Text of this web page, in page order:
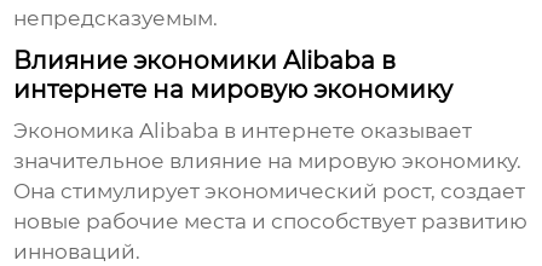
непредсказуемым.
Влияние экономики Alibaba в
интернете на мировую экономику
Экономика Alibaba в интернете оказывает
значительное влияние на мировую экономику.
Она стимулирует экономический рост, создает
новые рабочие места и способствует развитию
инноваций.